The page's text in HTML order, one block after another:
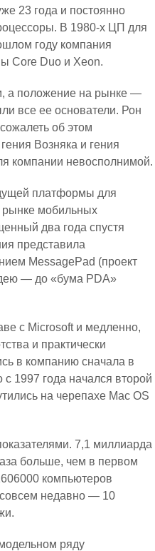
23 года и постоянно
В 1980-х ЦП для
году компания
Core Duo и Xeon.
а положение на рынке —
все ее основатели. Рон
об этом
Возняка и гения
компании невосполнимой.
платформы для
рынке мобильных
два года спустя
представила
MessagePad (проект
— до «бума PDA»
с Microsoft и медленно,
и практически
в компанию сначала в
1997 года начался второй
на черепахе Mac OS
7,1 миллиарда
больше, чем в первом
компьютеров
недавно — 10
ряду